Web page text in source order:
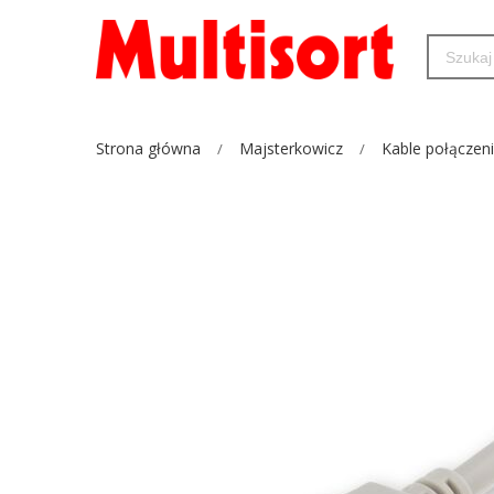
Strona główna Majsterkowicz Kable